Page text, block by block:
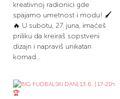
kreativnoj radionici gde
spajamo umetnost i modu! 🖌️
🔥 U subotu, 27. juna, imaćeš
priliku da kreiraš sopstveni
dizajn i napraviš unikatan
komad...